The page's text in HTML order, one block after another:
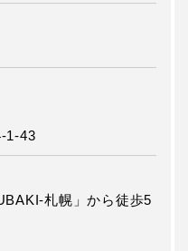
1-43
札幌」から徒歩5